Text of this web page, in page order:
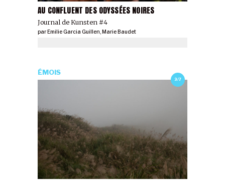
AU CONFLUENT DES ODYSSÉES NOIRES
Journal de Kunsten #4
parEmilie Garcia Guillen,Marie Baudet
3/7
ÉMOIS